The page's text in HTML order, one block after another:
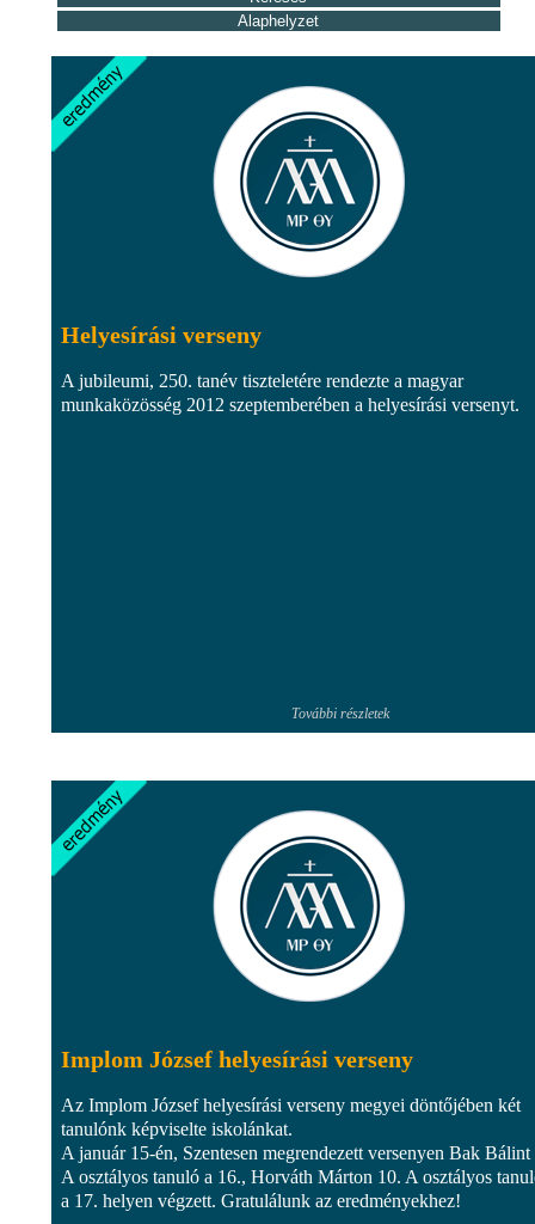
Helyesírási verseny
A jubileumi, 250. tanév tiszteletére rendezte a magyar
munkaközösség 2012 szeptemberében a helyesírási versenyt.
További részletek
Implom József helyesírási verseny
Az Implom József helyesírási verseny megyei döntőjében két
tanulónk képviselte iskolánkat.
A január 15-én, Szentesen megrendezett versenyen Bak Bálint
A osztályos tanuló a 16., Horváth Márton 10. A osztályos
a 17. helyen végzett. Gratulálunk az eredményekhez!